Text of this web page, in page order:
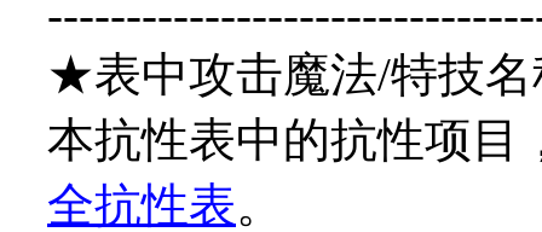
★表中攻击魔法/特技名
本抗性表中的抗性项目
全抗性表。